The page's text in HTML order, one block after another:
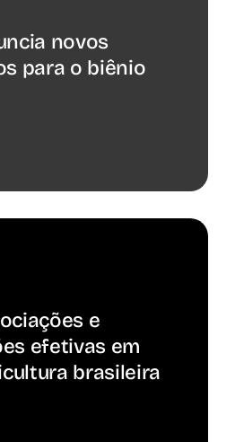
novos
para o biênio
e
efetivas em
brasileira